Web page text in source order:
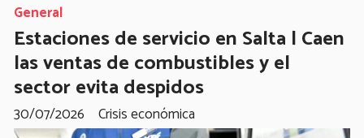
Estaciones de servicio en Salta | Caen
las ventas de combustibles y el
sector evita despidos
Crisis económica
General
30/07/2026